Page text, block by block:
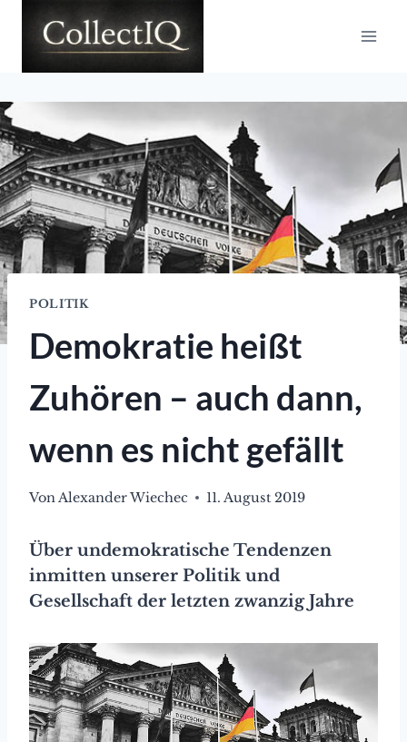
Inhalt
POLITIK
Demokratie heißt
Zuhören – auch dann,
wenn es nicht gefällt
VonAlexander Wiechec 11. August 2019
Über undemokratische Tendenzen
inmitten unserer Politik und
Gesellschaft der letzten zwanzig Jahre